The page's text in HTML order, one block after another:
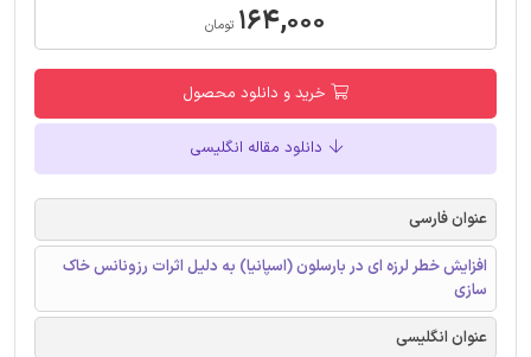
۱۶۴,۰۰۰ تومان
خرید و دانلود محصول
دانلود مقاله انگلیسی
عنوان فارسی
افزایش خطر لرزه ای در بارسلون (اسپانیا) به دلیل اثرات رزونانس خاک
سازی
عنوان انگلیسی